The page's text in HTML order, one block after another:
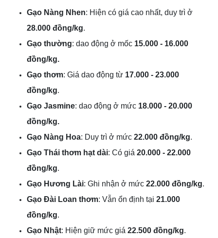
Gạo Nàng Nhen: Hiện có giá cao nhất, duy trì ở
28.000 đồng/kg.
Gạo thường: dao động ở mốc 15.000 - 16.000
đồng/kg.
Gạo thơm: Giá dao động từ 17.000 - 23.000
đồng/kg.
Gạo Jasmine: dao động ở mức 18.000 - 20.000
đồng/kg.
Gạo Nàng Hoa: Duy trì ở mức 22.000 đồng/kg.
Gạo Thái thơm hạt dài: Có giá 20.000 - 22.000
đồng/kg.
Gạo Hương Lài: Ghi nhận ở mức 22.000 đồng/kg.
Gạo Đài Loan thơm: Vẫn ổn định tại 21.000
đồng/kg.
Gạo Nhật: Hiện giữ mức giá 22.500 đồng/kg.